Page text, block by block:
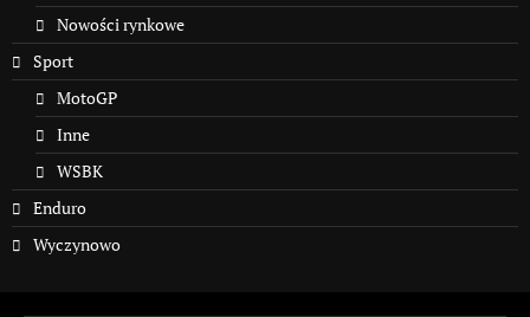
Nowości rynkowe
Sport
MotoGP
Inne
WSBK
Enduro
Wyczynowo